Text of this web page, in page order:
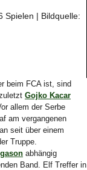
Spielen | Bildquelle:
beim FCA ist, sind
Gojko Kacar
allem der Serbe
am vergangenen
seit über einem
Truppe.
abhängig
Band. Elf Treffer in